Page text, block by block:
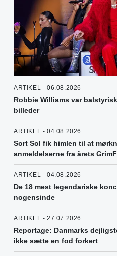
ARTIKEL - 06.08.2026
Robbie Williams var
billeder
ARTIKEL - 04.08.2026
Sort Sol fik himlen til at
anmeldelserne fra årets
ARTIKEL - 04.08.2026
De 18 mest legendariske
nogensinde
ARTIKEL - 27.07.2026
Reportage: Danmarks
ikke sætte en fod forkert